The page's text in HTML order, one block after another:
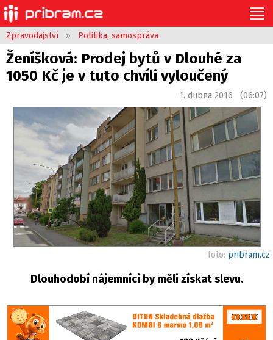
Zpravodajství » Politika, samospráva
Ženíšková: Prodej bytů v Dlouhé za
1050 Kč je v tuto chvíli vyloučený
1. dubna 2016 (06:07)
foto: pribram.cz
Dlouhodobí nájemníci by měli získat slevu.